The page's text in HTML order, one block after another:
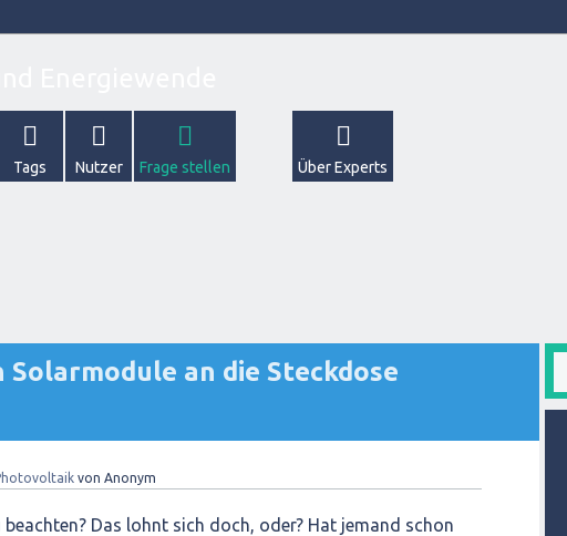
Tags Nutzer Frage stellen Über Experts
an die Steckdose
von Anonym
Das lohnt sich doch, oder? Hat jemand schon